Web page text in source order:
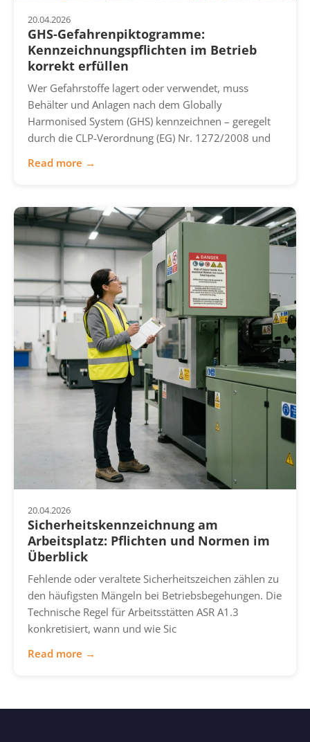
20.04.2026
GHS-Gefahrenpiktogramme:
Kennzeichnungspflichten im Betrieb
korrekt erfüllen
Wer Gefahrstoffe lagert oder verwendet, muss
Behälter und Anlagen nach dem Globally
Harmonised System (GHS) kennzeichnen – geregelt
durch die CLP-Verordnung (EG) Nr. 1272/2008 und
Read more →
20.04.2026
Sicherheitskennzeichnung am
Arbeitsplatz: Pflichten und Normen im
Überblick
Fehlende oder veraltete Sicherheitszeichen zählen zu
den häufigsten Mängeln bei Betriebsbegehungen. Die
Technische Regel für Arbeitsstätten ASR A1.3
konkretisiert, wann und wie Sic
Read more →